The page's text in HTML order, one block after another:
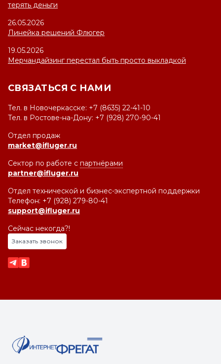
терять деньги
26.05.2026
Линейка решений Флюгер
19.05.2026
Мерчандайзинг перестал быть просто выкладкой
СВЯЗАТЬСЯ С НАМИ
Тел. в Новочеркасске: +7 (8635) 22-41-10
Тел. в Ростове-на-Дону: +7 (928) 270-90-41
Отдел продаж
market@ifluger.ru
Сектор по работе с партнёрами
partner@ifluger.ru
Отдел технической и бизнес-экспертной поддержки
Телефон: +7 (928) 279-80-41
support@ifluger.ru
Сейчас некогда?!
Заказать звонок